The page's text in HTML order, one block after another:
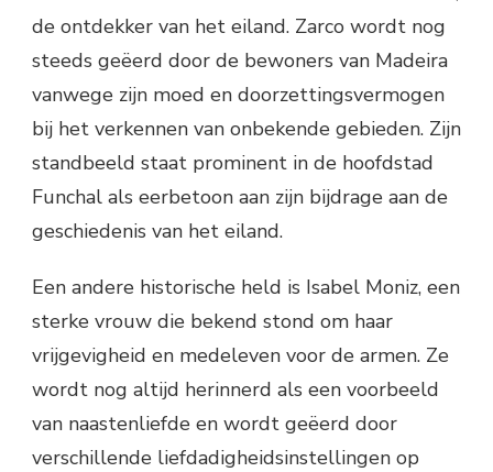
de ontdekker van het eiland. Zarco wordt nog
steeds geëerd door de bewoners van Madeira
vanwege zijn moed en doorzettingsvermogen
bij het verkennen van onbekende gebieden. Zijn
standbeeld staat prominent in de hoofdstad
Funchal als eerbetoon aan zijn bijdrage aan de
geschiedenis van het eiland.
Een andere historische held is Isabel Moniz, een
sterke vrouw die bekend stond om haar
vrijgevigheid en medeleven voor de armen. Ze
wordt nog altijd herinnerd als een voorbeeld
van naastenliefde en wordt geëerd door
verschillende liefdadigheidsinstellingen op